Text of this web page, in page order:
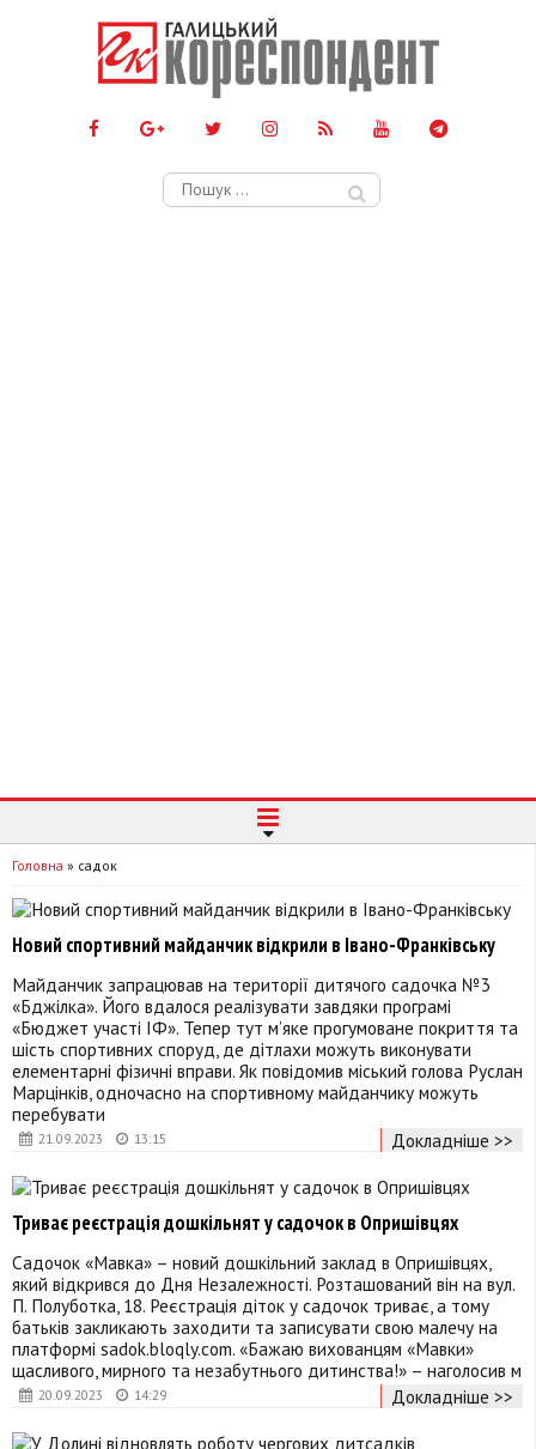
Пошук:
Головна » садок
21.09.2023 13:15
Новий спортивний майданчик відкрили в Івано-Франківську
Майданчик запрацював на території дитячого садочка №3
«Бджілка». Його вдалося реалізувати завдяки програмі
«Бюджет участі ІФ». Тепер тут м’яке прогумоване покриття та
шість спортивних споруд, де дітлахи можуть виконувати
елементарні фізичні вправи. Як повідомив міський голова Руслан
Марцінків, одночасно на спортивному майданчику можуть
перебувати
Докладніше >>
20.09.2023 14:29
Триває реєстрація дошкільнят у садочок в Опришівцях
Садочок «Мавка» – новий дошкільний заклад в Опришівцях,
який відкрився до Дня Незалежності. Розташований він на вул.
П. Полуботка, 18. Реєстрація діток у садочок триває, а тому
батьків закликають заходити та записувати свою малечу на
платформі sadok.bloqly.com. «Бажаю вихованцям «Мавки»
щасливого, мирного та незабутнього дитинства!» – наголосив м
Докладніше >>